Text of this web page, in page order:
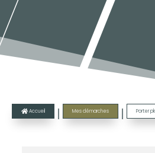
 Accueil | Mes démarches | Porter